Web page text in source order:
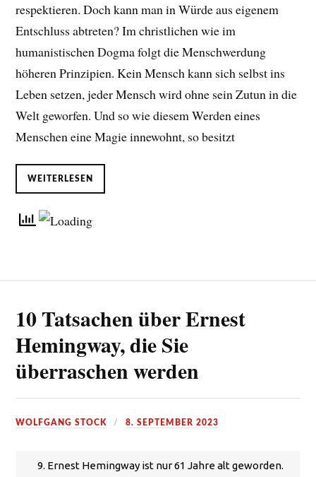
respektieren. Doch kann man in Würde aus eigenem
Entschluss abtreten? Im christlichen wie im
humanistischen Dogma folgt die Menschwerdung
höheren Prinzipien. Kein Mensch kann sich selbst ins
Leben setzen, jeder Mensch wird ohne sein Zutun in die
Welt geworfen. Und so wie diesem Werden eines
Menschen eine Magie innewohnt, so besitzt
WEITERLESEN
10 Tatsachen über Ernest
Hemingway, die Sie
überraschen werden
WOLFGANG STOCK 8. SEPTEMBER 2023
9. Ernest Hemingway ist nur 61 Jahre alt geworden.